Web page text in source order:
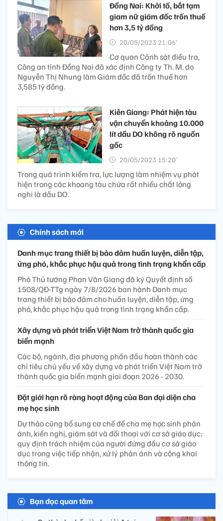
Đồng Nai: Khởi tố, bắt tạm
giam nữ giám đốc trốn thuế
hơn 3,5 tỷ đồng
20/05/2023 21:06’
Cơ quan Cảnh sát điều tra,
Công an tỉnh Đồng Nai đã xác định Công ty Th. M. do
Nguyễn Thị Nhung làm Giám đốc đã trốn thuế hơn
3,585 tỷ đồng.
Kiên Giang: Phát hiện tàu
vận chuyển khoảng 10.000
lít dầu DO không rõ nguồn
gốc
20/05/2023 15:20’
Trong quá trình kiểm tra, lực lượng làm nhiệm vụ phát
hiện trong các khoang tàu chứa rất nhiều chất lỏng
nghi là dầu DO.
Chính sách mới
Danh mục trang thiết bị bảo đảm huấn luyện, diễn tập,
ứng phó, khắc phục hậu quả trong tình trạng khẩn cấp
Phó Thủ tướng Phan Văn Giang đã ký Quyết định số
1508/QĐ-TTg ngày 7/8/2026 ban hành Danh mục
trang thiết bị bảo đảm cho huấn luyện, diễn tập, ứng
phó, khắc phục hậu quả trong tình trạng khẩn cấp.
Xây dựng và phát triển Việt Nam trở thành quốc gia
biển mạnh
Các bộ, ngành, địa phương phấn đấu hoàn thành các
chỉ tiêu chủ yếu về xây dựng và phát triển Việt Nam trở
thành quốc gia biển mạnh giai đoạn 2026 - 2030.
Đặt giới hạn rõ ràng hoạt động của Ban đại diện cha
mẹ học sinh
Dự thảo cũng bổ sung cơ chế để cha mẹ học sinh phản
ánh, kiến nghị, giám sát và đối thoại với cơ sở giáo dục;
quy định trách nhiệm của người đứng đầu cơ sở giáo
dục trong việc tiếp nhận, xử lý phản ánh và công khai
thông tin.
Bạn đọc quan tâm